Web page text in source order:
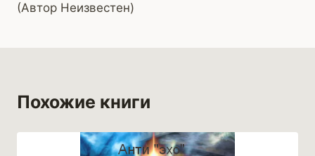
(Автор Неизвестен)
Похожие книги